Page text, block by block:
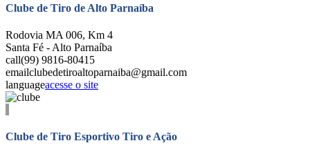
Clube de Tiro de Alto Parnaíba
Rodovia MA 006, Km 4
Santa Fé - Alto Parnaíba
call(99) 9816-80415
emailclubedetiroaltoparnaiba@gmail.com
languageacesse o site
Clube de Tiro Esportivo Tiro e Ação